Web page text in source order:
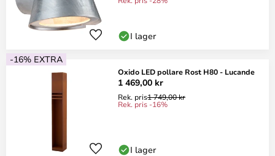
I lager
-16% EXTRA
Oxido LED pollare Rost H80 - Lucande
1 469,00 kr
Rek. pris1 749,00 kr
Rek. pris -16%
I lager